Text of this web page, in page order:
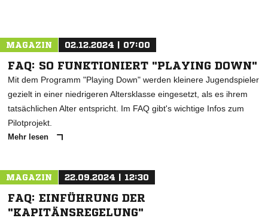
MAGAZIN 02.12.2024 | 07:00
FAQ: SO FUNKTIONIERT "PLAYING DOWN"
Mit dem Programm "Playing Down" werden kleinere Jugendspieler
gezielt in einer niedrigeren Altersklasse eingesetzt, als es ihrem
tatsächlichen Alter entspricht. Im FAQ gibt's wichtige Infos zum
Pilotprojekt.
Mehr lesen
MAGAZIN 22.09.2024 | 12:30
FAQ: EINFÜHRUNG DER
"KAPITÄNSREGELUNG"